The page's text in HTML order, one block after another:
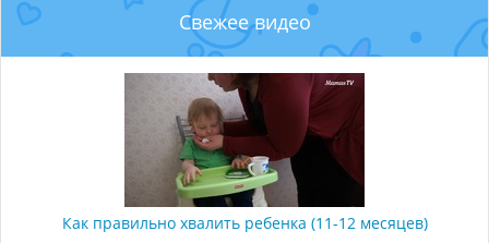
Свежее видео
Как правильно хвалить ребенка (11-12 месяцев)